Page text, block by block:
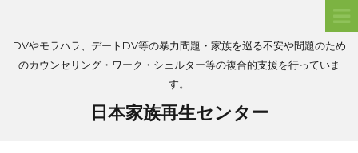
DVやモラハラ、デートDV等の暴力問題・家族を巡る不安や問題のため
のカウンセリング・ワーク・シェルター等の複合的支援を行っていま
す。
日本家族再生センター